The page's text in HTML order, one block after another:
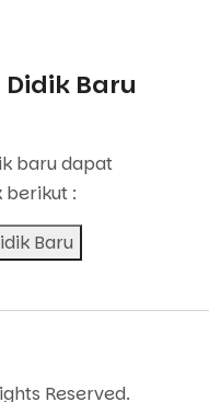
Baru
baru dapat
:
Baru
Reserved.